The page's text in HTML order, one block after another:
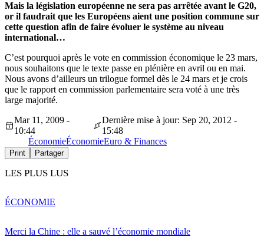
Mais la législation européenne ne sera pas arrêtée avant le G20,
or il faudrait que les Européens aient une position commune sur
cette question afin de faire évoluer le système au niveau
international…
C’est pourquoi après le vote en commission économique le 23 mars,
nous souhaitons que le texte passe en plénière en avril ou en mai.
Nous avons d’ailleurs un trilogue formel dès le 24 mars et je crois
que le rapport en commission parlementaire sera voté à une très
large majorité.
Mar 11, 2009 -
10:44
Dernière mise à jour: Sep 20, 2012 -
15:48
ÉconomieÉconomieEuro & Finances
Print Partager
LES PLUS LUS
Merci la Chine : elle a sauvé l’économie mondiale
ÉCONOMIE